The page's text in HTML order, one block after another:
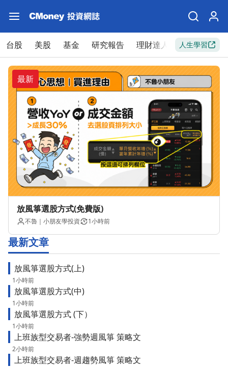
台股 美股 基金 研究報告 理財達人 新手入門
人生學習
最新
放風箏選股方式(免費版)
不魯｜小朋友學投資 1小時前
最新文章
放風箏選股方式(上)
1小時前
放風箏選股方式(中)
1小時前
放風箏選股方式 (下）
1小時前
上班族型交易者-強勢週風箏 策略文
2小時前
上班族型交易者-週趨勢風箏 策略文